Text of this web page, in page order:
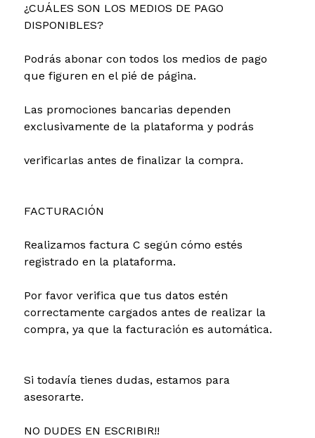
¿CUÁLES SON LOS MEDIOS DE PAGO
DISPONIBLES?
Podrás abonar con todos los medios de pago
que figuren en el pié de página.
Las promociones bancarias dependen
exclusivamente de la plataforma y podrás
verificarlas antes de finalizar la compra.
FACTURACIÓN
Realizamos factura C según cómo estés
registrado en la plataforma.
Por favor verifica que tus datos estén
correctamente cargados antes de realizar la
compra, ya que la facturación es automática.
Si todavía tienes dudas, estamos para
asesorarte.
NO DUDES EN ESCRIBIR!!